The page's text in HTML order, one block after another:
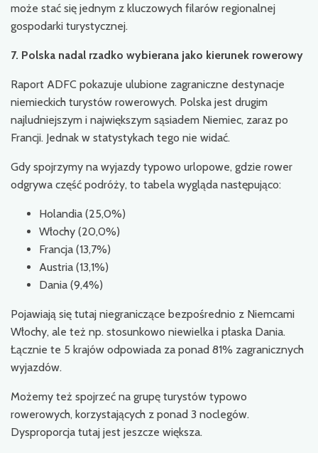
może stać się jednym z kluczowych filarów regionalnej
gospodarki turystycznej.
7. Polska nadal rzadko wybierana jako kierunek rowerowy
Raport ADFC pokazuje ulubione zagraniczne destynacje
niemieckich turystów rowerowych. Polska jest drugim
najludniejszym i największym sąsiadem Niemiec, zaraz po
Francji. Jednak w statystykach tego nie widać.
Gdy spojrzymy na wyjazdy typowo urlopowe, gdzie rower
odgrywa część podróży, to tabela wygląda następująco:
Holandia (25,0%)
Włochy (20,0%)
Francja (13,7%)
Austria (13,1%)
Dania (9,4%)
Pojawiają się tutaj niegraniczące bezpośrednio z Niemcami
Włochy, ale też np. stosunkowo niewielka i płaska Dania.
Łącznie te 5 krajów odpowiada za ponad 81% zagranicznych
wyjazdów.
Możemy też spojrzeć na grupę turystów typowo
rowerowych, korzystających z ponad 3 noclegów.
Dysproporcja tutaj jest jeszcze większa.